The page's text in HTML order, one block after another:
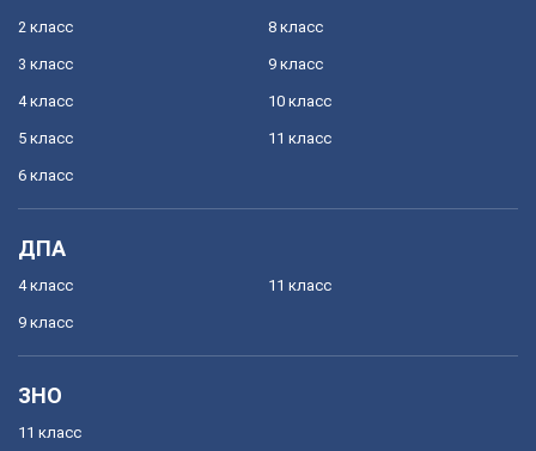
2 класс
3 класс
4 класс
5 класс
6 класс
8 класс
9 класс
10 класс
11 класс
ДПА
4 класс
9 класс
11 класс
ЗНО
11 класс